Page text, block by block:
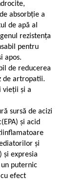
absorbție a
de apă al
rezistența
pentru
apos.
de reducerea
de artropatii.
vieții și a
sursă de acizi
și acid
și
și expresia
un puternic
efect